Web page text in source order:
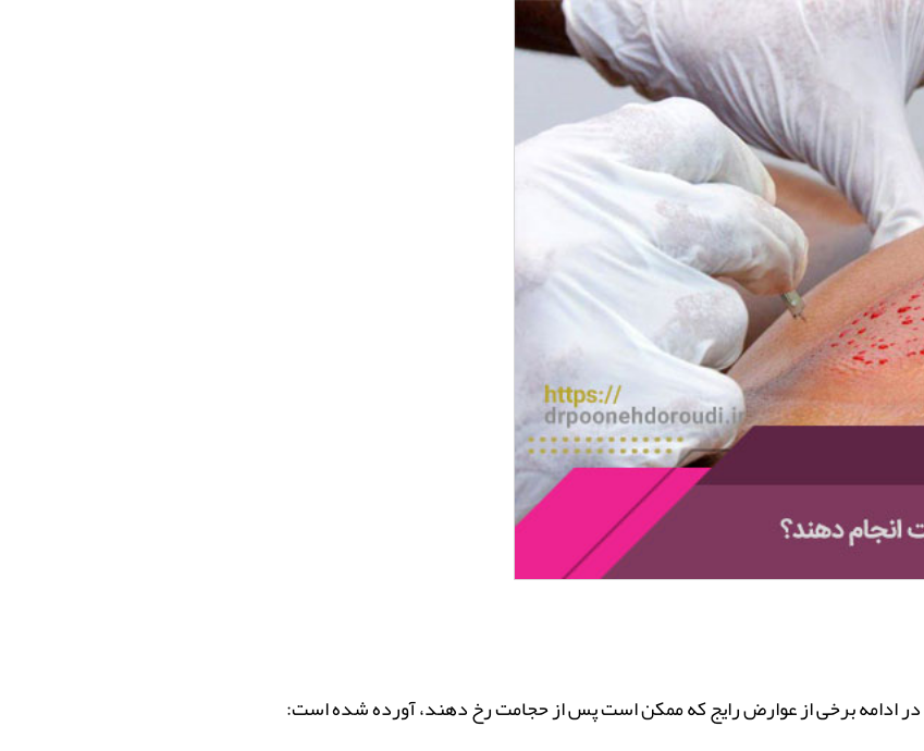
ادامه برخی از عوارض رایج که ممکن است پس از حجامت رخ دهند، آورده شده است: